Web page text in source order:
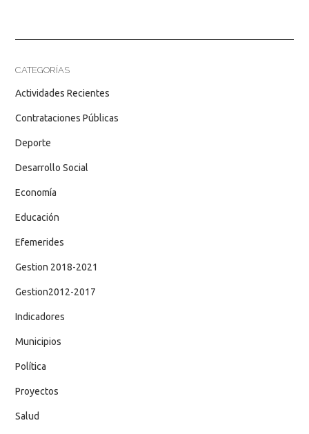
CATEGORÍAS
Actividades Recientes
Contrataciones Públicas
Deporte
Desarrollo Social
Economía
Educación
Efemerides
Gestion 2018-2021
Gestion2012-2017
Indicadores
Municipios
Política
Proyectos
Salud